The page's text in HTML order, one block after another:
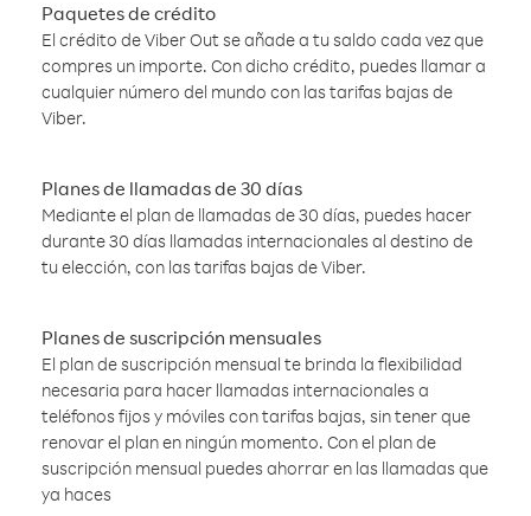
Paquetes de crédito
El crédito de Viber Out se añade a tu saldo cada vez que
compres un importe. Con dicho crédito, puedes llamar a
cualquier número del mundo con las tarifas bajas de
Viber.
Planes de llamadas de 30 días
Mediante el plan de llamadas de 30 días, puedes hacer
durante 30 días llamadas internacionales al destino de
tu elección, con las tarifas bajas de Viber.
Planes de suscripción mensuales
El plan de suscripción mensual te brinda la flexibilidad
necesaria para hacer llamadas internacionales a
teléfonos fijos y móviles con tarifas bajas, sin tener que
renovar el plan en ningún momento. Con el plan de
suscripción mensual puedes ahorrar en las llamadas que
ya haces